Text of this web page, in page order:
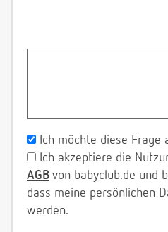
Ich möchte diese Frage
Ich akzeptiere die
AGB von babyclub.de und
dass meine persönlichen
werden.